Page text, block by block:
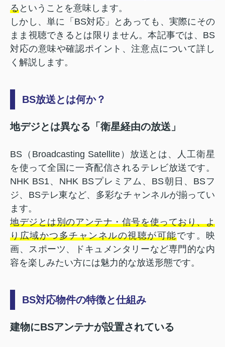
るということを意味します。
しかし、単に「BS対応」とあっても、実際にその
まま視聴できるとは限りません。本記事では、BS
対応の意味や確認ポイント、注意点について詳し
く解説します。
BS放送とは何か？
地デジとは異なる「衛星経由の放送」
BS（Broadcasting Satellite）放送とは、人工衛星
を使って全国に一斉配信されるテレビ放送です。
NHK BS1、NHK BSプレミアム、BS朝日、BSフ
ジ、BSテレ東など、多彩なチャンネルが揃ってい
ます。
地デジとは別のアンテナ・信号を使っており、よ
り広域かつ多チャンネルの視聴が可能です。映
画、スポーツ、ドキュメンタリーなど専門的な内
容を楽しみたい方には魅力的な放送形態です。
BS対応物件の特徴と仕組み
建物にBSアンテナが設置されている